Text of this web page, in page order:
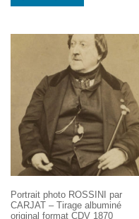
Portrait photo ROSSINI par
CARJAT – Tirage albuminé
original format CDV 1870